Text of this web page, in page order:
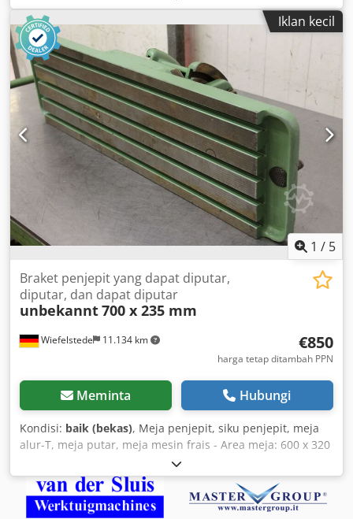
Dwedpfxed Th I Te Aqqsa Taper diameter: 106.390 mm
Pitch circle diameter: 133.4 mm Weight: 24.5 kg Year of
manufacture estimated
Iklan kecil
1 / 5
Wiefelstede 11.134 km
Braket penjepit yang dapat diputar,
diputar, dan dapat diputar
unbekannt700 x 235 mm
€850
harga tetap ditambah PPN
Meminta Hubungi
Kondisi: baik (bekas), Meja penjepit, siku penjepit, meja
alur-T, meja putar, meja mesin frais - Area meja: 600 x 320
mm - Lebar alur-T: 12 mm - Alur-T: 5 unit - Fitur: dapat
diputar, dimiringkan, diayunkan - Dudukan kaki: 325 x 190
mm - Jumlah: 1 meja tersedia Dedpodfv Ikofx Aqqjwa -
Harga: per unit - Dimensi: 800/300/H240 mm - Berat: 70 kg